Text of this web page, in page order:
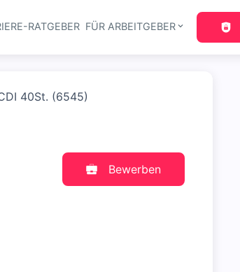
Navigation
RATGEBER FÜR ARBEITGEBER
40St. (6545)
Bewerben